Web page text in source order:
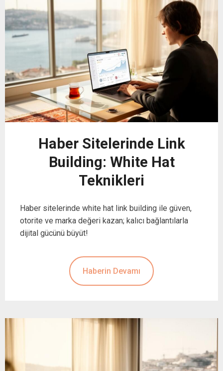
Haber Sitelerinde Link
Building: White Hat
Teknikleri
Haber sitelerinde white hat link building ile güven,
otorite ve marka değeri kazan; kalıcı bağlantılarla
dijital gücünü büyüt!
Haberin Devamı